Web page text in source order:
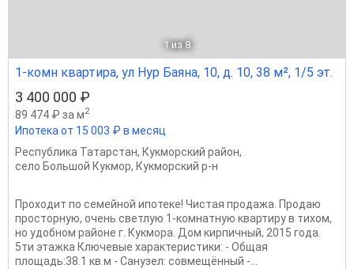
1 из 8
1-комн квартира, ул Нур Баяна, 10, д. 10, 38 м², 1/5 эт.
3 400 000 ₽
89 474 ₽ за м2
Ипотека от 15 003 ₽ в месяц
Республика Татарстан, Кукморский район,
село Большой Кукмор, Кукморский р-н
Проходит по семейной ипотеке! Чистая продажа. Продаю
просторную, очень светлую 1-комнатную квартиру в тихом,
но удобном районе г. Кукмора. Дом кирпичный, 2015 года.
5ти этажка Ключевые характеристики: - Общая
площадь:38.1 кв.м - Санузел: совмещённый -...